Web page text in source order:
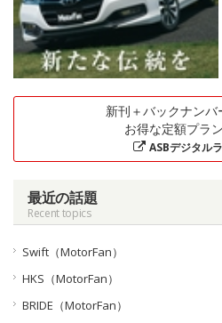
新刊＋バックナンバ
お得な定額プラ
ASBデジタル
最近の話題
Recent topics
Swift（MotorFan）
HKS（MotorFan）
BRIDE（MotorFan）